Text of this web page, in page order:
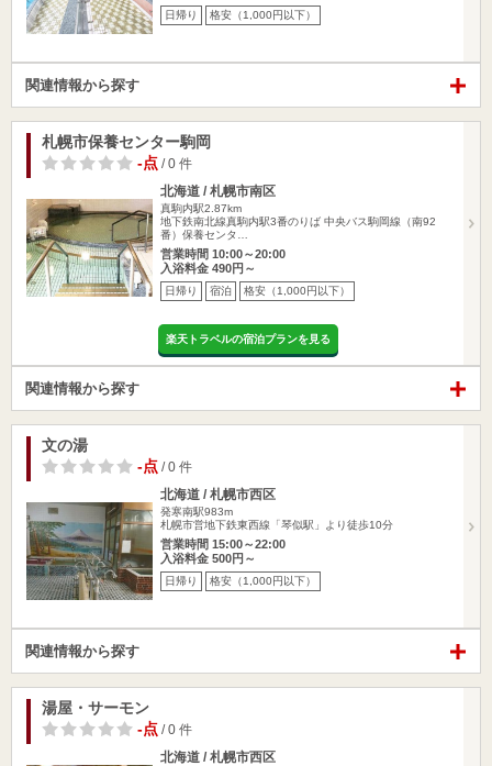
日帰り 格安（1,000円以下）
関連情報から探す
札幌市保養センター駒岡
-点 / 0 件
北海道 / 札幌市南区
真駒内駅2.87km
地下鉄南北線真駒内駅3番のりば 中央バス駒岡線（南92
番）保養センタ…
営業時間 10:00～20:00
入浴料金 490円～
日帰り 宿泊 格安（1,000円以下）
楽天トラベルの宿泊プランを見る
関連情報から探す
文の湯
-点 / 0 件
北海道 / 札幌市西区
発寒南駅983m
札幌市営地下鉄東西線「琴似駅」より徒歩10分
営業時間 15:00～22:00
入浴料金 500円～
日帰り 格安（1,000円以下）
関連情報から探す
湯屋・サーモン
-点 / 0 件
北海道 / 札幌市西区